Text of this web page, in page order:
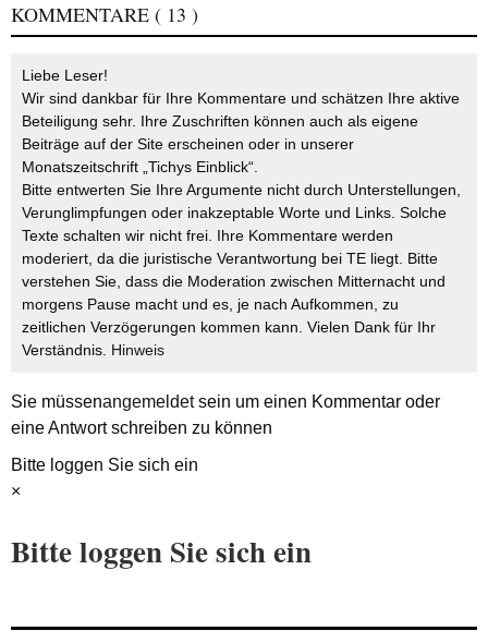
KOMMENTARE ( 13 )
Liebe Leser!
Wir sind dankbar für Ihre Kommentare und schätzen Ihre aktive
Beteiligung sehr. Ihre Zuschriften können auch als eigene
Beiträge auf der Site erscheinen oder in unserer
Monatszeitschrift „Tichys Einblick“.
Bitte entwerten Sie Ihre Argumente nicht durch Unterstellungen,
Verunglimpfungen oder inakzeptable Worte und Links. Solche
Texte schalten wir nicht frei. Ihre Kommentare werden
moderiert, da die juristische Verantwortung bei TE liegt. Bitte
verstehen Sie, dass die Moderation zwischen Mitternacht und
morgens Pause macht und es, je nach Aufkommen, zu
zeitlichen Verzögerungen kommen kann. Vielen Dank für Ihr
Verständnis. Hinweis
Sie müssenangemeldetsein um einen Kommentar oder
eine Antwort schreiben zu können
Bitte loggen Sie sich ein
×
Bitte loggen Sie sich ein